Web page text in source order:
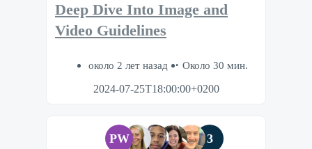
Deep Dive Into Image and
Video Guidelines
около 2 лет назад
Около 30 мин.
2024-07-25T18:00:00+0200
PW 3